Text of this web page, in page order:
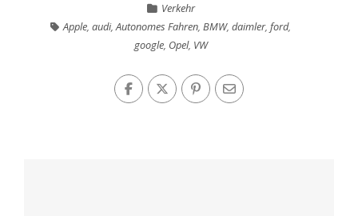
Verkehr
Apple,audi,Autonomes Fahren,BMW,daimler,ford,
google, Opel, VW